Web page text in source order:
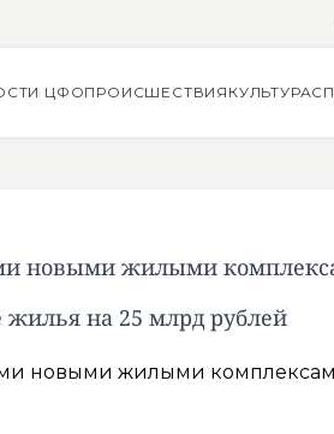
ЦФОПРОИСШЕСТВИЯ КУЛЬТУРА
новыми жилыми
жилья на 25 млрд рублей